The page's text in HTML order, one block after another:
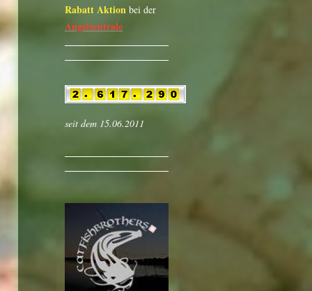
Rabatt Aktion bei der
Angelzentrale
seit dem 15.06.2011